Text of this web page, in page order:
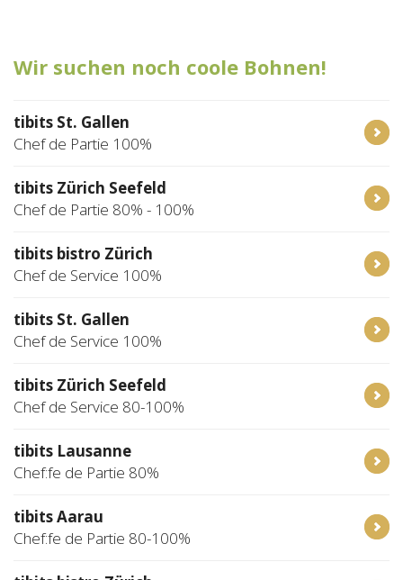
Login
Wir suchen noch coole Bohnen!
tibits St. Gallen
Chef de Partie 100%
tibits Zürich Seefeld
Chef de Partie 80% - 100%
tibits bistro Zürich
Chef de Service 100%
tibits St. Gallen
Chef de Service 100%
tibits Zürich Seefeld
Chef de Service 80-100%
tibits Lausanne
Chef:fe de Partie 80%
tibits Aarau
Chef:fe de Partie 80-100%